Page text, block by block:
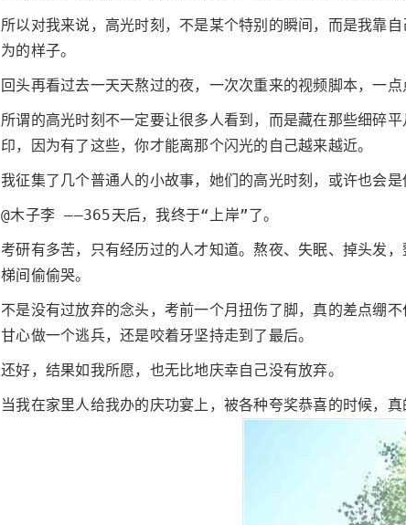
所以对我来说，高光时刻，不是某个特别的瞬间，而是我靠
为的样子。
回头再看过去一天天熬过的夜，一次次重来的视频脚本，一
所谓的高光时刻不一定要让很多人看到，而是藏在那些细碎
印，因为有了这些，你才能离那个闪光的自己越来越近。
我征集了几个普通人的小故事，她们的高光时刻，或许也会是
@木子李 ——365天后，我终于“上岸”了。
考研有多苦，只有经历过的人才知道。熬夜、失眠、掉头发
梯间偷偷哭。
不是没有过放弃的念头，考前一个月扭伤了脚，真的差点绷
甘心做一个逃兵，还是咬着牙坚持走到了最后。
还好，结果如我所愿，也无比地庆幸自己没有放弃。
当我在家里人给我办的庆功宴上，被各种夸奖恭喜的时候，